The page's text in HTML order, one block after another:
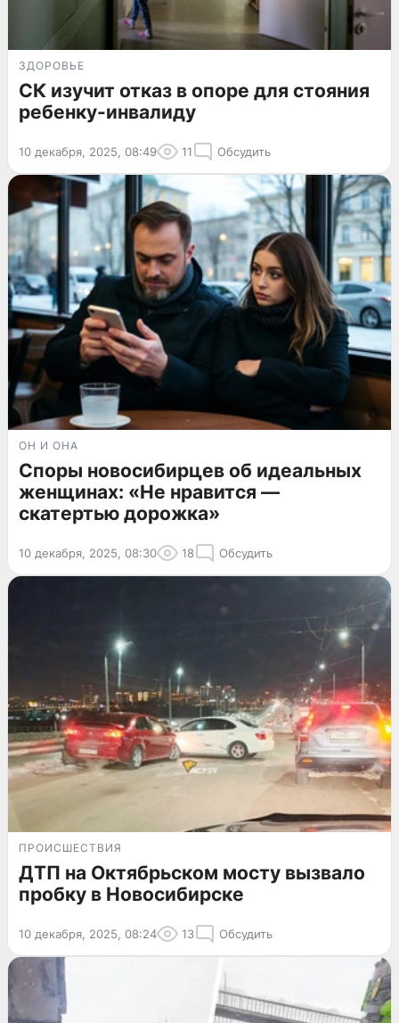
ЗДОРОВЬЕ
СК изучит отказ в опоре для стояния
ребенку-инвалиду
10 декабря, 2025, 08:49 11 Обсудить
ОН И ОНА
Споры новосибирцев об идеальных
женщинах: «Не нравится —
скатертью дорожка»
10 декабря, 2025, 08:30 18 Обсудить
ПРОИСШЕСТВИЯ
ДТП на Октябрьском мосту вызвало
пробку в Новосибирске
10 декабря, 2025, 08:24 13 Обсудить